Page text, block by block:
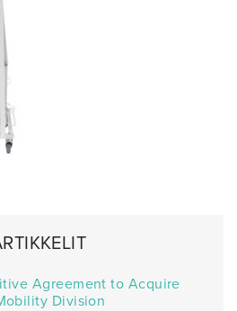
Agreement to Acquire
Division